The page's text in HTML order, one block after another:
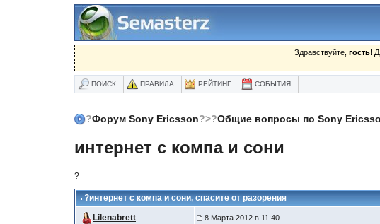
Здравствуйте, гость!
ПОИСК ПРАВИЛА РЕЙТИНГ СОБЫТИЯ
?Форум Sony Ericsson?>?Общие вопросы по Sony
интернет с компа и сони
?
?интернет с компа и сони, спасите от разорения
Lilenabrett
8 Марта 2012 в 11:40